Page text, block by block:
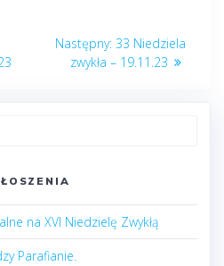
Następny: Następny
post:
33 Niedziela
zwykła – 19.11.23
na XVI Niedzielę Zwykłą
Parafianie.